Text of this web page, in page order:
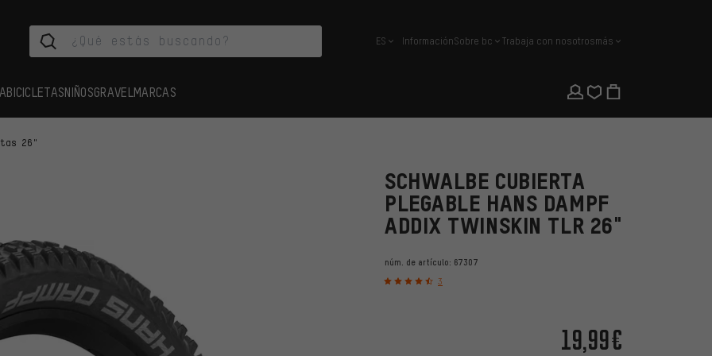
español
ES InformaciónSobre bc Trabaja con nosotrosmás
BICICLETASNIÑOSGRAVEL MARCAS
26"
SCHWALBE CUBIERTA
PLEGABLE HANS DAMPF
ADDIX TWINSKIN TLR 26"
núm. de artículo: 67307
3
19,99€